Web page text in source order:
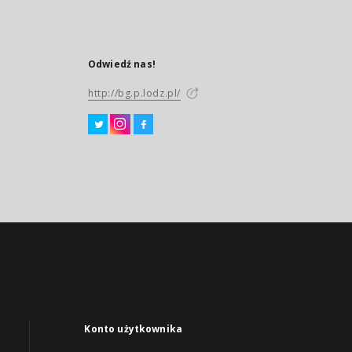
Odwiedź nas!
http://bg.p.lodz.pl/
Konto użytkownika